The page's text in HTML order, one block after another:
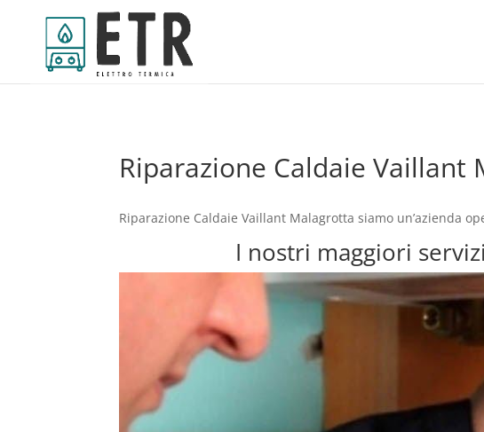
Riparazione Caldaie Vaillant
Riparazione Caldaie Vaillant Malagrotta siamo un’azienda
I nostri maggiori